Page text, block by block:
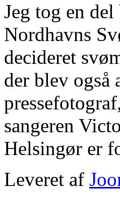
Jeg tog en
Nordhavns
decideret
der blev også
sangeren
Helsingør er
Leveret af